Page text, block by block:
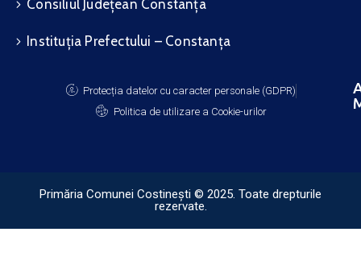
Consiliul Județean Constanța
Instituția Prefectului – Constanța
Protecția datelor cu caracter personale (GDPR)
Politica de utilizare a Cookie-urilor
Primăria Comunei Costinești © 2025. Toate drepturile
rezervate.